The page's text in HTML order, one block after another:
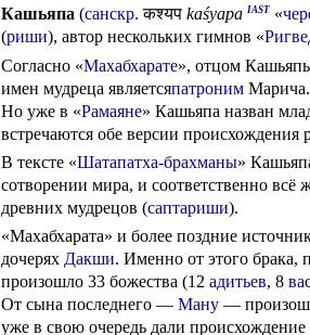
Кашьяпа (санскр. कश्यप kaśyapa IAST «
(риши), автор нескольких гимнов «
Согласно «Махабхарате», отцом
имен мудреца являетсяпатроним
Но уже в «Рамаяне» Кашьяпа назван
встречаются обе версии происхождения
В тексте «Шатапатха-брахманы»
сотворении мира, и соответственно
древних мудрецов (саптариши).
«Махабхарата» и более поздние
дочерях Дакши. Именно от этого брака,
произошло 33 божества (12 адитьев, 8
От сына последнего — Ману —
уже в свою очередь дали